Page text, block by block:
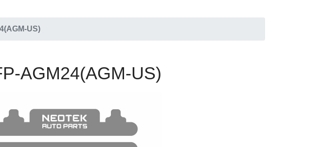
US)
AGM24(AGM-US)